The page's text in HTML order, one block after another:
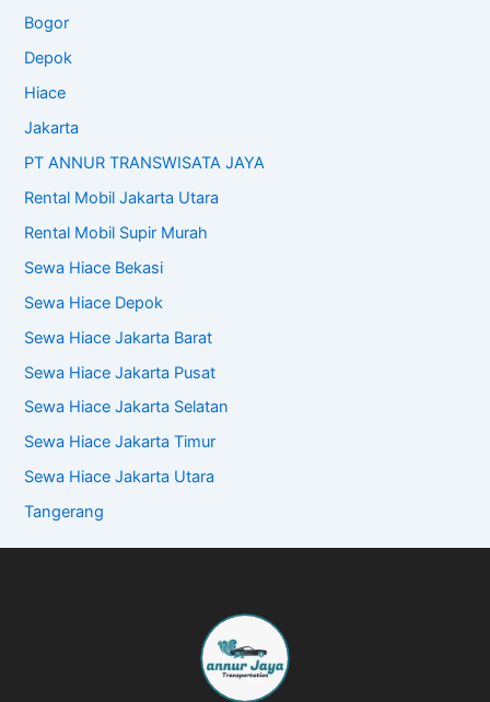
Bogor
Depok
Hiace
Jakarta
PT ANNUR TRANSWISATA JAYA
Rental Mobil Jakarta Utara
Rental Mobil Supir Murah
Sewa Hiace Bekasi
Sewa Hiace Depok
Sewa Hiace Jakarta Barat
Sewa Hiace Jakarta Pusat
Sewa Hiace Jakarta Selatan
Sewa Hiace Jakarta Timur
Sewa Hiace Jakarta Utara
Tangerang